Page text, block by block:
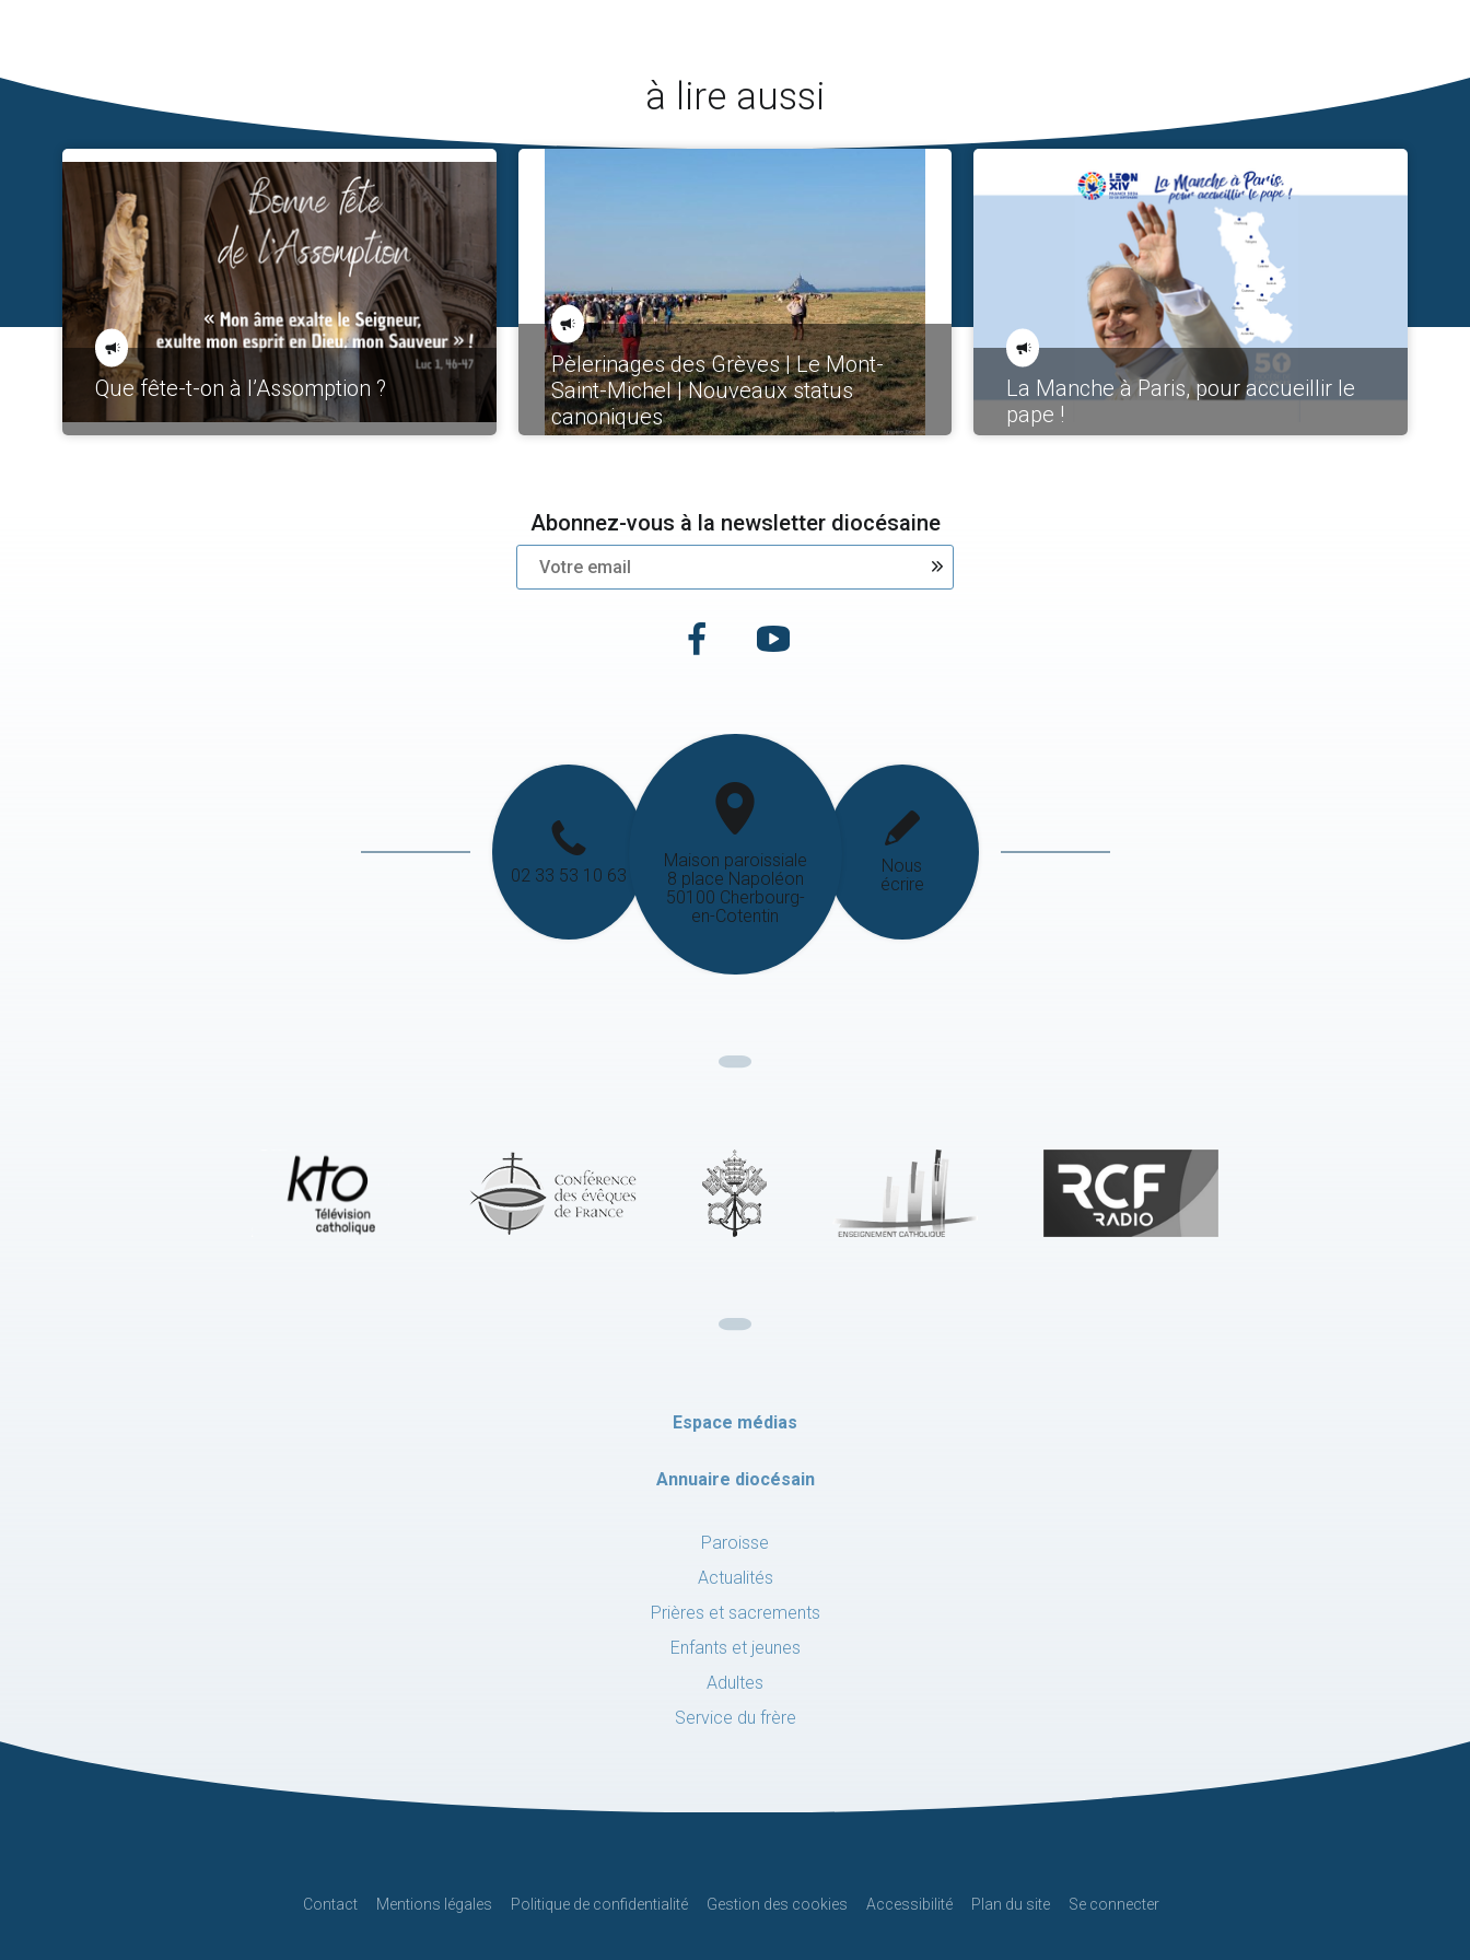
à lire aussi
Que fête-t-on à l’Assomption ?
Pèlerinages des Grèves | Le Mont-
Saint-Michel | Nouveaux status
canoniques
La Manche à Paris, pour accueillir le
pape !
Abonnez-vous à la newsletter diocésaine
02 33 53 10 63
Nous
écrire
Maison paroissiale
8 place Napoléon
50100 Cherbourg-
en-Cotentin
Espace médias
Annuaire diocésain
Paroisse
Actualités
Prières et sacrements
Enfants et jeunes
Adultes
Service du frère
Contact Mentions légales Politique de confidentialité Gestion des cookies Accessibilité Plan du site Se connecter